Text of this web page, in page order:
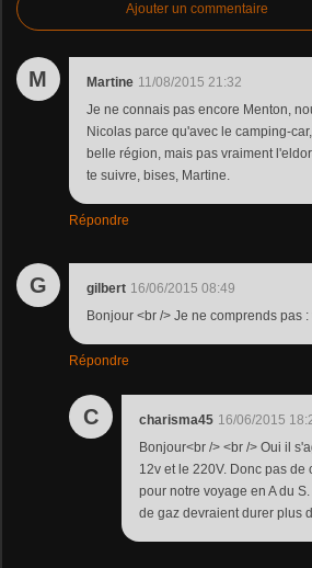
Ajouter un commentaire
M Martine 11/08/2015 21:32
Je ne connais pas encore Menton,
Nicolas parce qu'avec le camping-
belle région, mais pas vraiment
te suivre, bises, Martine.
Répondre
G gilbert 16/06/2015 08:49
Bonjour <br /> Je ne comprends pas
Répondre
C charisma45 16/06/2015
Bonjour<br /> <br /> Oui il
12v et le 220V. Donc pas
pour notre voyage en A du
de gaz devraient durer plus